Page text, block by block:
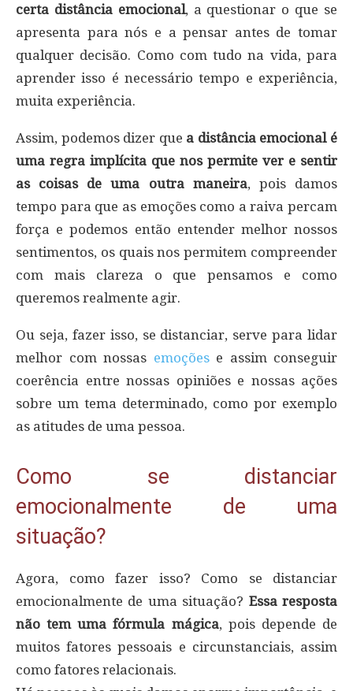
certa distância emocional, a questionar o que se
apresenta para nós e a pensar antes de tomar
qualquer decisão. Como com tudo na vida, para
aprender isso é necessário tempo e experiência,
muita experiência.
Assim, podemos dizer que a distância emocional é
uma regra implícita que nos permite ver e sentir
as coisas de uma outra maneira, pois damos
tempo para que as emoções como a raiva percam
força e podemos então entender melhor nossos
sentimentos, os quais nos permitem compreender
com mais clareza o que pensamos e como
queremos realmente agir.
Ou seja, fazer isso, se distanciar, serve para lidar
melhor com nossas emoçõese assim conseguir
coerência entre nossas opiniões e nossas ações
sobre um tema determinado, como por exemplo
as atitudes de uma pessoa.
Como se distanciar
emocionalmente de uma
situação?
Agora, como fazer isso? Como se distanciar
emocionalmente de uma situação? Essa resposta
não tem uma fórmula mágica, pois depende de
muitos fatores pessoais e circunstanciais, assim
como fatores relacionais.